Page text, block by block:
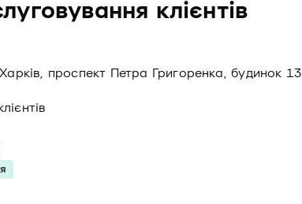
клієнтів
проспект Петра Григоренка, будинок 13